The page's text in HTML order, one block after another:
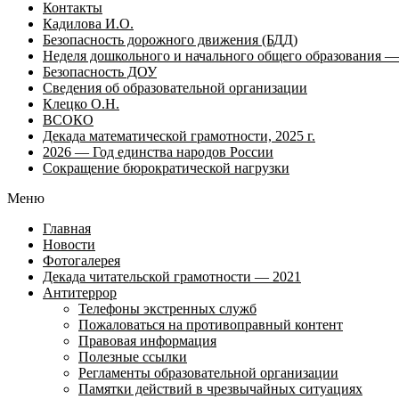
Контакты
Кадилова И.О.
Безопасность дорожного движения (БДД)
Неделя дошкольного и начального общего образования —
Безопасность ДОУ
Сведения об образовательной организации
Клецко О.Н.
ВСОКО
Декада математической грамотности, 2025 г.
2026 — Год единства народов России
Сокращение бюрократической нагрузки
Меню
Главная
Новости
Фотогалерея
Декада читательской грамотности — 2021
Антитеррор
Телефоны экстренных служб
Пожаловаться на противоправный контент
Правовая информация
Полезные ссылки
Регламенты образовательной организации
Памятки действий в чрезвычайных ситуациях